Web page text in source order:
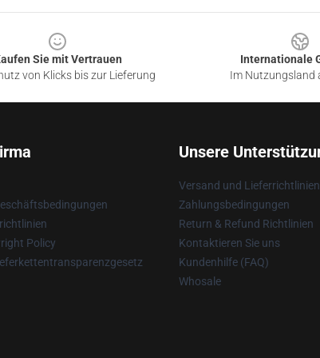
Sie mit Vertrauen
von Klicks bis zur Lieferung
Internationale
Im Nutzungsland
Policy
Unsere
Versand und Lieferrichtlinien
Zahlungsbedingungen
Return & Refund Richtlinien
Kontaktieren Sie uns
Kundenhilfe (FAQ)
Whosale